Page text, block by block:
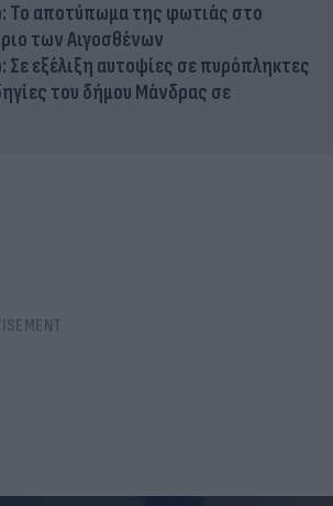
Το αποτύπωμα της φωτιάς στο
των Αιγοσθένων
Σε εξέλιξη αυτοψίες σε πυρόπληκτες
του δήμου Μάνδρας σε